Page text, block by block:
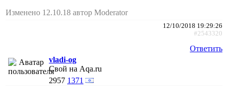
Изменено 12.10.18 автор Moderator
12/10/2018 19:29:26
#2543320
Ответить
vladi-og
Свой на Aqa.ru
2957 1371